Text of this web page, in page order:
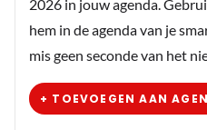
2026 in jouw agenda.
hem in de agenda van je
mis geen seconde van het
+ TOEVOEGEN AAN